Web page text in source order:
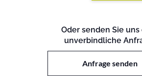
Oder senden Sie uns
unverbindliche
Anfrage senden